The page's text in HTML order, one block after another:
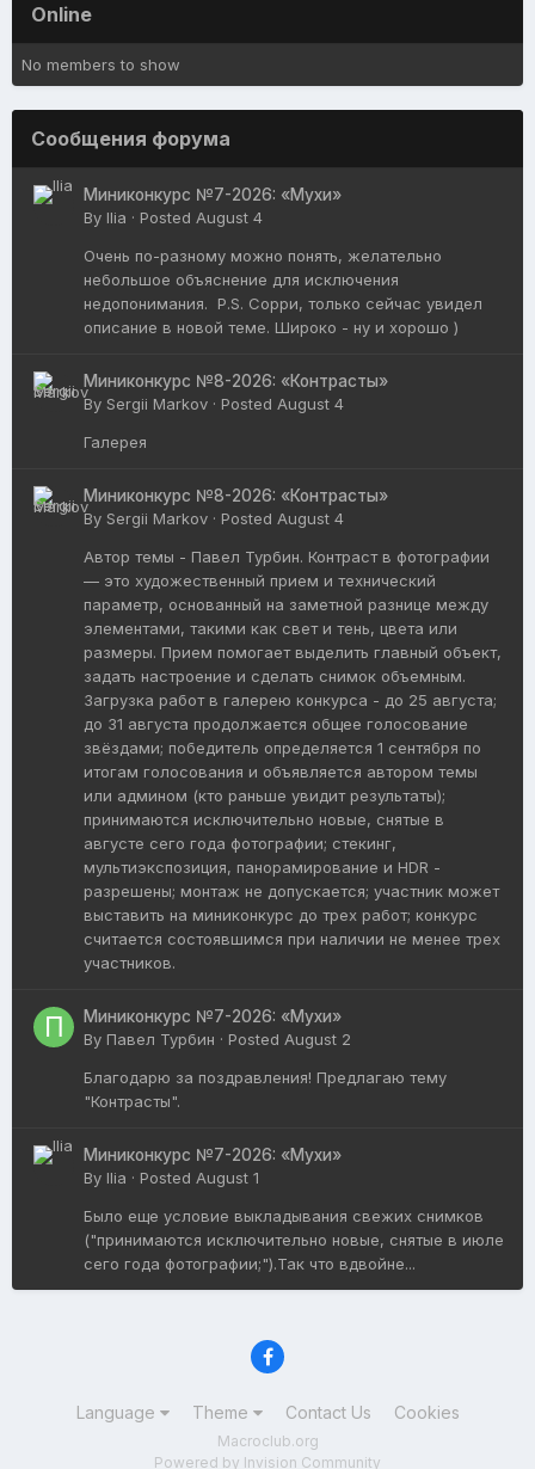
Online
No members to show
Сообщения форума
Миниконкурс №7-2026: «Мухи»
By Ilia · Posted August 4
Очень по-разному можно понять, желательно
небольшое объяснение для исключения
недопонимания. P.S. Сорри, только сейчас увидел
описание в новой теме. Широко - ну и хорошо )
Миниконкурс №8-2026: «Контрасты»
By Sergii Markov · Posted August 4
Галерея
Миниконкурс №8-2026: «Контрасты»
By Sergii Markov · Posted August 4
Автор темы - Павел Турбин. Контраст в фотографии
— это художественный прием и технический
параметр, основанный на заметной разнице между
элементами, такими как свет и тень, цвета или
размеры. Прием помогает выделить главный объект,
задать настроение и сделать снимок объемным.
Загрузка работ в галерею конкурса - до 25 августа;
до 31 августа продолжается общее голосование
звёздами; победитель определяется 1 сентября по
итогам голосования и объявляется автором темы
или админом (кто раньше увидит результаты);
принимаются исключительно новые, снятые в
августе сего года фотографии; стекинг,
мультиэкспозиция, панорамирование и HDR -
разрешены; монтаж не допускается; участник может
выставить на миниконкурс до трех работ; конкурс
считается состоявшимся при наличии не менее трех
участников.
Миниконкурс №7-2026: «Мухи»
By Павел Турбин · Posted August 2
Благодарю за поздравления! Предлагаю тему
"Контрасты".
Миниконкурс №7-2026: «Мухи»
By Ilia · Posted August 1
Было еще условие выкладывания свежих снимков
("принимаются исключительно новые, снятые в июле
сего года фотографии;").Так что вдвойне...
Language Theme Contact Us Cookies
Macroclub.org
Powered by Invision Community